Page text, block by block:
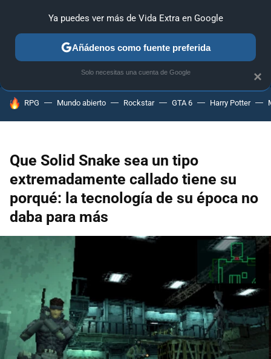
ANÁLISIS GUÍAS Y TRUCOS PC SONY NINTENDO
HOY SE HABLA DE
RPG Mundo abierto Rockstar GTA 6 Harry Potter
Que Solid Snake sea un tipo
extremadamente callado tiene su
porqué: la tecnología de su época no
daba para más
×
Ya puedes ver más de Vida Extra en Google
Añádenos como fuente preferida
Solo necesitas una cuenta de Google